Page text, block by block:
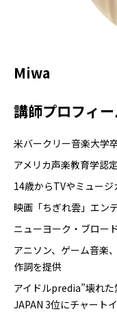
Miwa
講師プロフィ
米バークリー音楽大学
アメリカ声楽教育学認
14歳からTVやミュージ
映画「ちぎれ雲」エン
ニューヨーク・ブロー
アニソン、ゲーム音楽
作詞を提供
アイドルpredia”壊れ
JAPAN 3位にチャート